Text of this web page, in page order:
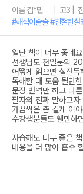
이름 김*민 | 고3 | 진
#해석이술술 #친절한설
일단 책이 너무 좋네
선생님도 천일문의
어떻게 읽으면 실전
독해할 때 도움 될만
문장 번역만 하고 다
필자의 진짜 말하고
가끔씩은 좀 길게 이
수강생분들도 웬만하
자습해도 너무 좋은
내용을 더 많이 흡수